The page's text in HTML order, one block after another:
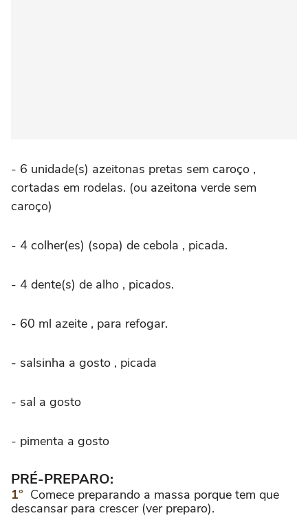
- 6 unidade(s) azeitonas pretas sem caroço ,
cortadas em rodelas. (ou azeitona verde sem
caroço)
- 4 colher(es) (sopa) de cebola , picada.
- 4 dente(s) de alho , picados.
- 60 ml azeite , para refogar.
- salsinha a gosto , picada
- sal a gosto
- pimenta a gosto
PRÉ-PREPARO:
Comece preparando a massa porque tem que
descansar para crescer (ver preparo).